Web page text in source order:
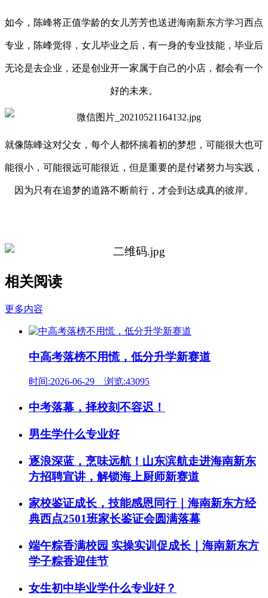
如今，陈峰将正值学龄的女儿芳芳也送进海南新东方学习西点
专业，陈峰觉得，女儿毕业之后，有一身的专业技能，毕业后
无论是去企业，还是创业开一家属于自己的小店，都会有一个
好的未来。
就像陈峰这对父女，每个人都怀揣着初的梦想，可能很大也可
能很小，可能很远可能很近，但是重要的是付诸努力与实践，
因为只有在追梦的道路不断前行，才会到达成真的彼岸。
相关阅读
更多内容
中高考落榜不用慌，低分升学新赛道
时间:2026-06-29 浏览:43095
中考落幕，择校刻不容迟！
男生学什么专业好
逐浪深蓝，烹味远航！山东滨航走进海南新东
方招聘宣讲，解锁海上厨师新赛道
家校鉴证成长，技能感恩同行｜海南新东方经
典西点2501班家长鉴证会圆满落幕
端午粽香满校园 实操实训促成长｜海南新东方
学子粽香迎佳节
女生初中毕业学什么专业好？